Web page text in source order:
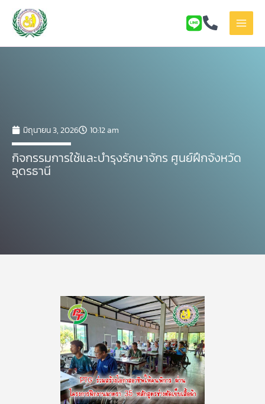
content
มิถุนายน 3, 2026 10:12 am
กิจกรรมการใช้และบำรุงรักษาจักร ศูนย์ฝึกจังหวัด
อุดรธานี